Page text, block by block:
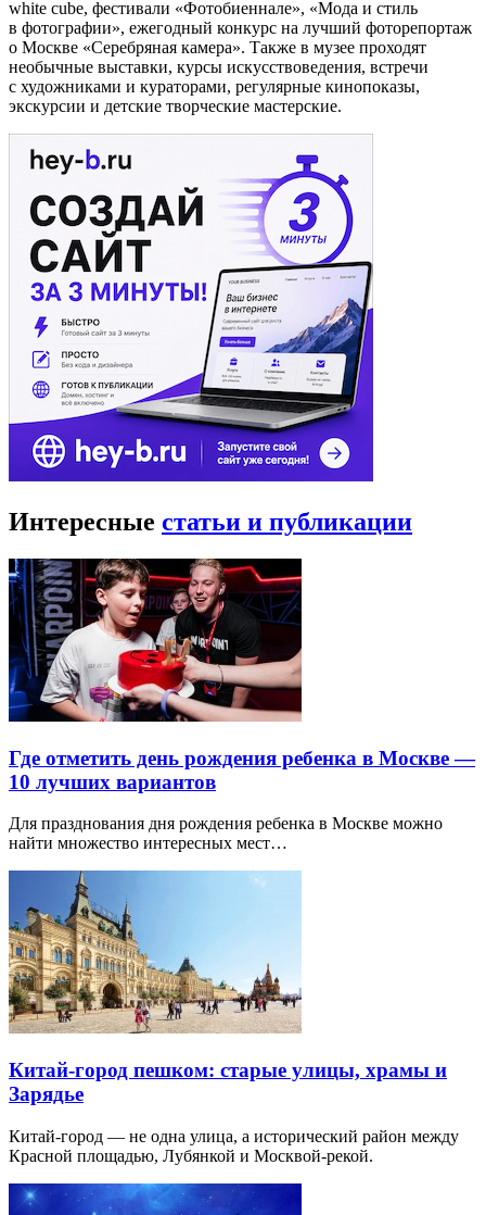
white cube, фестивали «Фотобиеннале», «Мода и стиль
в фотографии», ежегодный конкурс на лучший фоторепортаж
о Москве «Серебряная камера». Также в музее проходят
необычные выставки, курсы искусствоведения, встречи
с художниками и кураторами, регулярные кинопоказы,
экскурсии и детские творческие мастерские.
Интересные статьи и публикации
Где отметить день рождения ребенка в Москве —
10 лучших вариантов
Для празднования дня рождения ребенка в Москве можно
найти множество интересных мест…
Китай-город пешком: старые улицы, храмы и
Зарядье
Китай-город — не одна улица, а исторический район между
Красной площадью, Лубянкой и Москвой-рекой.